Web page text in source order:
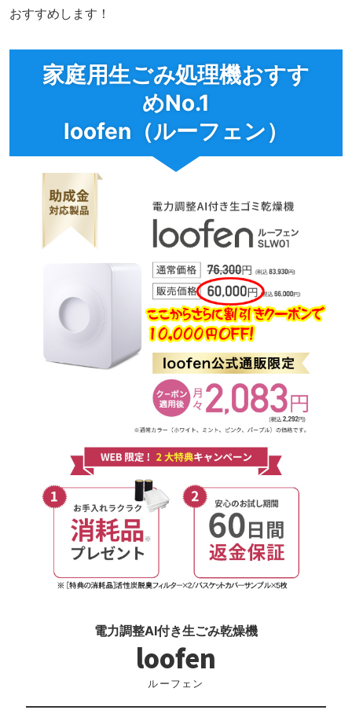
おすすめします！
家庭用生ごみ処理機おすす
めNo.1
loofen（ルーフェン）
電力調整AI付き生ごみ乾燥機
loofen
ルーフェン